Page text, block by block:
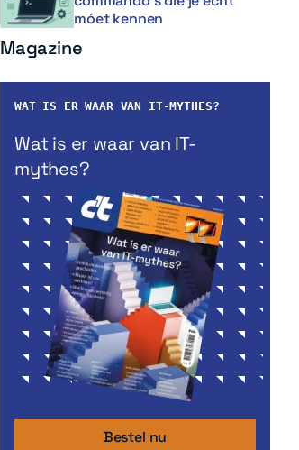
móet kennen
Magazine
WAT IS ER WAAR VAN IT-MYTHES?
Wat is er waar van IT-
mythes?
Bestel nu